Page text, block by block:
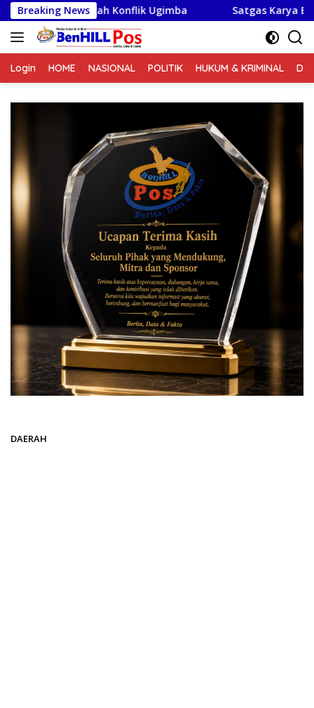
Langsung
ke
konten
Breaking News
Ugimba Satgas Karya Bakti TNI Kebut
Login HOME NASIONAL POLITIK HUKUM & KRIMINAL
DAERAH